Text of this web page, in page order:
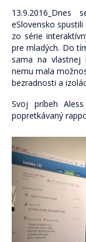
Ako
Komu
Oblasti
Skrotiť
13.9.2016_Dnes
eSlovensko
zo série
pre mladých. Do
sama na vlastnej
nemu mala
bezradnosti a
Svoj príbeh
popretkávaný